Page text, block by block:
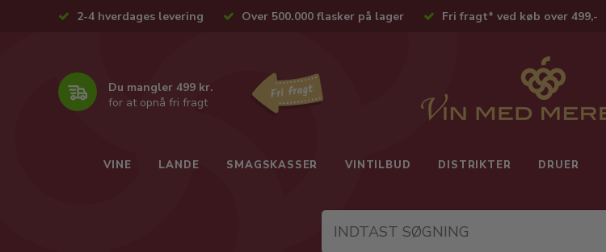
2-4 hverdages levering Over 500.000 flasker på lager Fri fragt* ved køb over 499,-
Du mangler 499 kr.
for at opnå fri fragt
VINE LANDE SMAGSKASSER VINTILBUD DISTRIKTER DRUER